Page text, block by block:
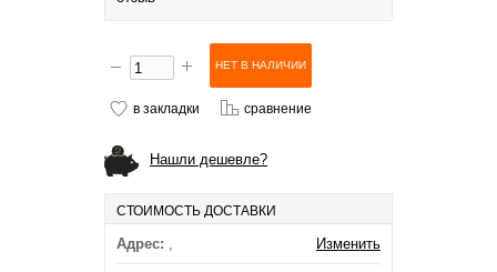
в закладки сравнение
Нашли дешевле?
СТОИМОСТЬ ДОСТАВКИ
Адрес: , Изменить